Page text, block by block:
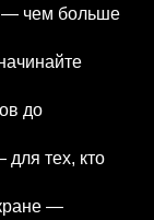
— чем больше
до
тех, кто
—